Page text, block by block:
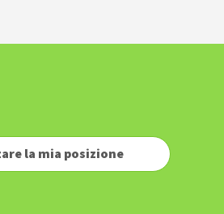
la mia posizione